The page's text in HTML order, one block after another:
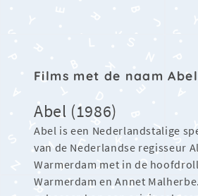
Films met de naam Abel
Abel (1986)
Abel is een Nederlandstalige
van de Nederlandse regisseur
Warmerdam met in de
Warmerdam en Annet